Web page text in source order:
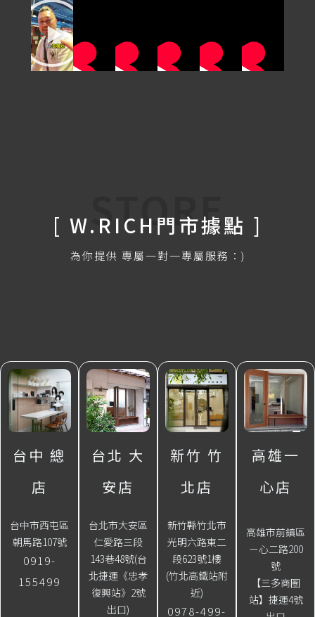
STORE
[ W.RICH門市據點 ]
為你提供 專屬一對一專屬服務：)
台中 總
店
台中市西屯區
朝馬路107號
0919-
155499
台北 大
安店
台北市大安區
仁愛路三段
143巷48號(台
北捷運《忠孝
復興站》2號
出口)
新竹 竹
北店
新竹縣竹北市
光明六路東二
段623號1樓
(竹北高鐵站附
近)
0978-499-
高雄一
心店
高雄市前鎮區
ㄧ心二路200
號
【三多商圈
站】捷運4號